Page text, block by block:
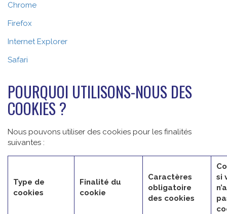
Chrome
Firefox
Internet Explorer
Safari
POURQUOI UTILISONS-NOUS DES
COOKIES ?
Nous pouvons utiliser des cookies pour les finalités
suivantes :
Type de
cookies
Finalité du
cookie
Caractères
obligatoire
des cookies
si